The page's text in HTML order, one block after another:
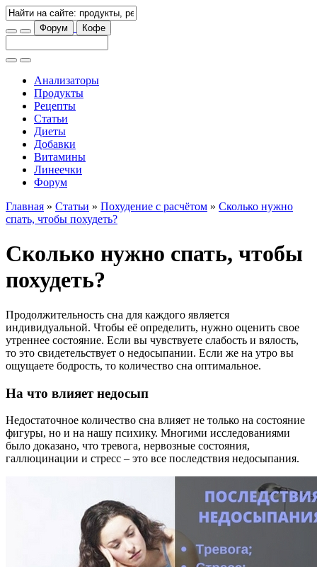
Форум Кофе
Анализаторы
Продукты
Рецепты
Статьи
Диеты
Добавки
Витамины
Линеечки
Форум
Главная » Статьи » Похудение с расчётом » Сколько нужно
спать, чтобы похудеть?
Сколько нужно спать, чтобы
похудеть?
Продолжительность сна для каждого является
индивидуальной. Чтобы её определить, нужно оценить свое
утреннее состояние. Если вы чувствуете слабость и вялость,
то это свидетельствует о недосыпании. Если же на утро вы
ощущаете бодрость, то количество сна оптимальное.
На что влияет недосып
Недостаточное количество сна влияет не только на состояние
фигуры, но и на нашу психику. Многими исследованиями
было доказано, что тревога, нервозные состояния,
галлюцинации и стресс – это все последствия недосыпания.